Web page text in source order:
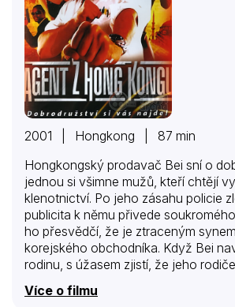
2001 | Hongkong | 87 min
Hongkongský prodavač Bei sní o
jednou si všimne mužů, kteří chtějí
klenotnictví. Po jeho zásahu policie
publicita k němu přivede
ho přesvědčí, že je ztraceným
korejského obchodníka. Když Bei
rodinu, s úžasem zjistí, že jeho
a musí jít do Turecka objevit zdroj
dřív, než se dostane do rukou
Více o filmu